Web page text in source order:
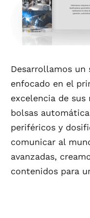
Desarrollamos
enfocado en el
excelencia de sus
bolsas
periféricos y
comunicar al
avanzadas,
contenidos para